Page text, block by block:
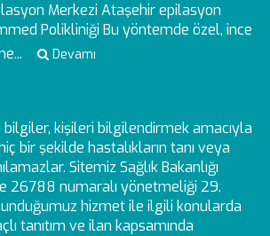
Merkezi Ataşehir epilasyon
Polikliniği Bu yöntemde özel, ince
Devamı
kişileri bilgilendirmek amacıyla
bir şekilde hastalıkların tanı veya
Sitemiz Sağlık Bakanlığı
26788 numaralı yönetmeliği 29.
hizmet ile ilgili konularda
tanıtım ve ilan kapsamında